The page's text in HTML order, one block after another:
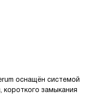
оснащён системой
замыкания